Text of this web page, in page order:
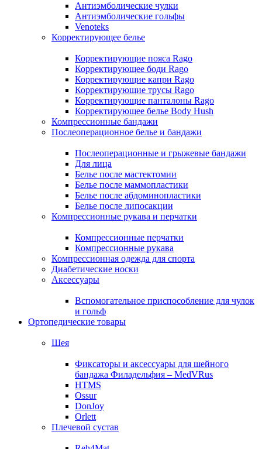
Антиэмболические чулки
Антиэмболические гольфы
Venoteks
Корректирующее белье
Корректирующие пояса Rago
Корректирующее боди Rago
Корректирующие капри Rago
Корректирующие трусы Rago
Корректирующие панталоны Rago
Корректирующее белье Body Hush
Компрессионные бандажи
Послеоперационное белье и бандажи
Послеоперационные и грыжевые бандажи
Для лица
Белье после мастектомии
Белье после маммопластики
Белье после абдоминопластики
Белье после липосакции
Компрессионные рукава и перчатки
Компрессионные перчатки
Компрессионные рукава
Компрессионная одежда для спорта
Диабетические носки
Аксессуары
Вспомогательное приспособление для чулок
и гольф
Ортопедические товары
Шея
Фиксаторы и аксессуары для шейного
бандажа Филадельфия – MedVRus
HTMS
Ossur
DonJoy
Orlett
Плечевой сустав